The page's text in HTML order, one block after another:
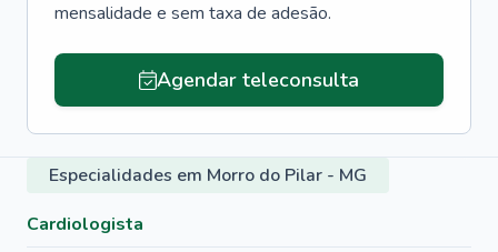
mensalidade e sem taxa de adesão.
Agendar teleconsulta
Especialidades em Morro do Pilar - MG
Cardiologista